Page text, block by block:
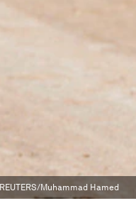
REUTERS/Muhammad Hamed